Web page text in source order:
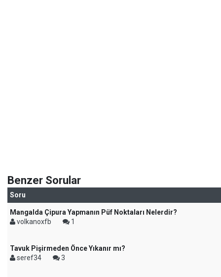
Benzer Sorular
Soru
Mangalda Çipura Yapmanın Püf Noktaları Nelerdir?
volkanoxfb
1
Tavuk Pişirmeden Önce Yıkanır mı?
seref34
3